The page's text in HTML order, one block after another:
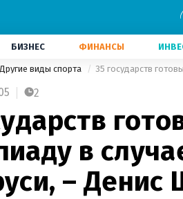
БИЗНЕС ФИНАНСЫ
Другие виды спорта
2
в
– Денис